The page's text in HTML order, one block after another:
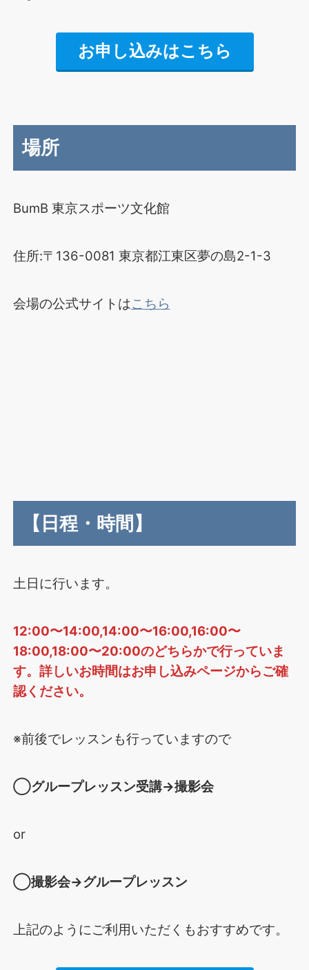
お申し込みはこちら
場所
BumB 東京スポーツ文化館
住所:〒136-0081 東京都江東区夢の島2-1-3
会場の公式サイトはこちら
【日程・時間】
土日に行います。
12:00〜14:00,14:00〜16:00,16:00〜
18:00,18:00〜20:00のどちらかで行っていま
す。詳しいお時間はお申し込みページからご確
認ください。
※前後でレッスンも行っていますので
◯グループレッスン受講→撮影会
or
◯撮影会→グループレッスン
上記のようにご利用いただくもおすすめです。